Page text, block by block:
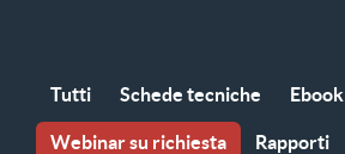
Tutti Schede tecniche Ebook
Webinar su richiesta Rapporti